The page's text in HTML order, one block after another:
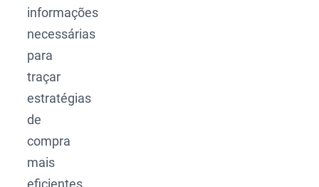
informações
necessárias
para
traçar
estratégias
de
compra
mais
eficientes.